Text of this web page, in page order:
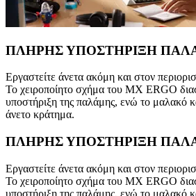
ΠΛΗΡΗΣ ΥΠΟΣΤΗΡΙΞΗ
Εργαστείτε άνετα ακόμη και στον
Το χειροποίητο σχήμα του MX ERGO
υποστήριξη της παλάμης, ενώ το μαλακό
άνετο κράτημα.
ΠΛΗΡΗΣ ΥΠΟΣΤΗΡΙΞΗ
Εργαστείτε άνετα ακόμη και στον
Το χειροποίητο σχήμα του MX ERGO
υποστήριξη της παλάμης, ενώ το μαλακό